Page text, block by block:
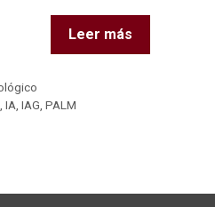
Leer más
,IA ,IAG ,PALM